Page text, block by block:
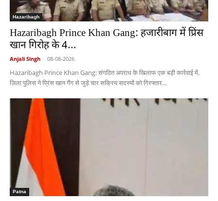
Hazaribagh
Hazaribagh Prince Khan Gang: हजारीबाग में प्रिंस
खान गिरोह के 4...
Anjali Singh - 08-08-2026
Hazaribagh Prince Khan Gang: संगठित अपराध के खिलाफ एक बड़ी कार्रवाई में,
ज़िला पुलिस ने प्रिंस खान गैंग से जुड़े चार सक्रिय सदस्यों को गिरफ्तार...
Patna